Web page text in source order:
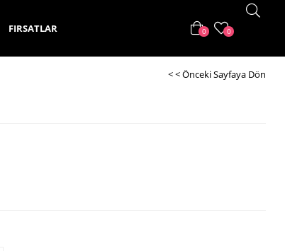
FIRSATLAR 0 0
< < Önceki Sayfaya Dön